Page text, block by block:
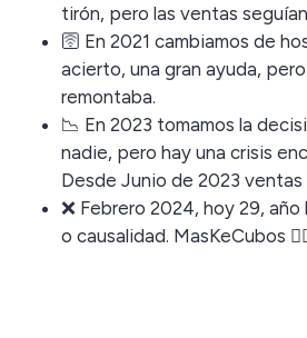
tirón, pero las ventas
🛜 En 2021 cambiamos de
acierto, una gran ayuda,
remontaba.
📉 En 2023 tomamos la
nadie, pero hay una crisis
Desde Junio de 2023
❌ Febrero 2024, hoy 29,
o causalidad. MasKeCubos